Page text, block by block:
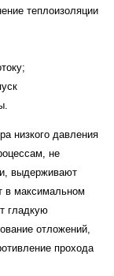
теплоизоляции
низкого давления
не
выдерживают
в максимальном
гладкую
отложений,
прохода